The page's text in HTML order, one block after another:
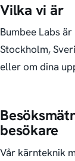
Vilka vi är
Bumbee Labs
Stockholm,
eller om dina
besökare
Vår kärnteknik